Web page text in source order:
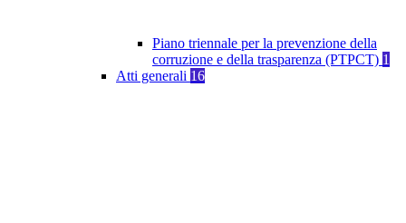
Piano triennale per la prevenzione della
corruzione e della trasparenza (PTPCT) 1
Atti generali 16